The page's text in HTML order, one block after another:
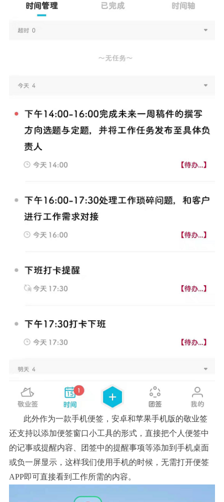
此外作为一款手机便签，安卓和苹果手机版的敬业签
还支持以添加便签窗口小工具的形式，直接把个人便签中
的记事或提醒内容、团签中的提醒事项等添加到手机桌面
或负一屏显示，这样我们使用手机的时候，无需打开便签
APP即可直接看到工作所需的内容。